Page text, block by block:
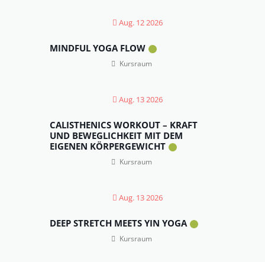
Aug. 12 2026
MINDFUL YOGA FLOW
Kursraum
Aug. 13 2026
CALISTHENICS WORKOUT – KRAFT
UND BEWEGLICHKEIT MIT DEM
EIGENEN KÖRPERGEWICHT
Kursraum
Aug. 13 2026
DEEP STRETCH MEETS YIN YOGA
Kursraum